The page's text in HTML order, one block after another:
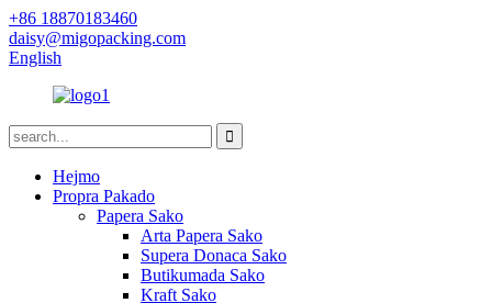
+86 18870183460
daisy@migopacking.com
English
Hejmo
Propra Pakado
Papera Sako
Arta Papera Sako
Supera Donaca Sako
Butikumada Sako
Kraft Sako